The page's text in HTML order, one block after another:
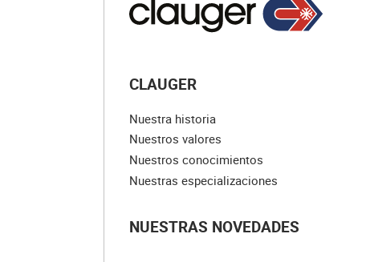
CLAUGER
Nuestra historia
Nuestros valores
Nuestros conocimientos
Nuestras especializaciones
NUESTRAS NOVEDADES